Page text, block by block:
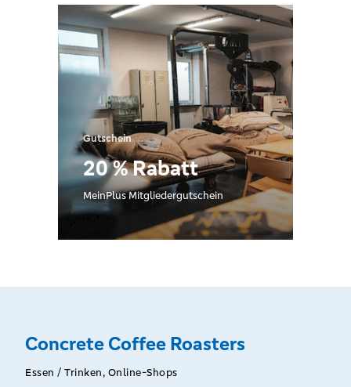
Gutschein
20 % Rabatt
MeinPlus Mitgliedergutschein
Concrete Coffee Roasters
Essen / Trinken, Online-Shops